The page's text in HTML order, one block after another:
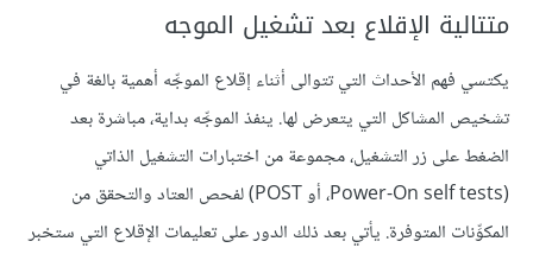
متتالية الإقلاع بعد تشغيل الموجه
يكتسي فهم الأحداث التي تتوالى أثناء إقلاع الموجِّه أهمية بالغة في
تشخيص المشاكل التي يتعرض لها. ينفذ الموجِّه بداية، مباشرة بعد
الضغط على زر التشغيل، مجموعة من اختبارات التشغيل الذاتي
(Power-On self tests، أو POST) لفحص العتاد والتحقق من
المكوِّنات المتوفرة. يأتي بعد ذلك الدور على تعليمات الإقلاع التي ستخبر